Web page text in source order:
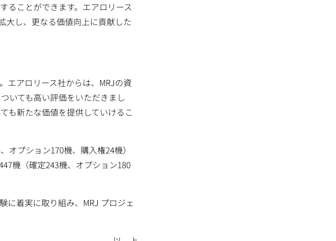
ることができます。エアロリース
大し、更なる価値向上に貢献した
エアロリース社からは、MRJの資
いても高い評価をいただきまし
も新たな価値を提供していけるこ
オプション170機、購入権24機）
機（確定243機、オプション180
に着実に取り組み、MRJ プロジェ